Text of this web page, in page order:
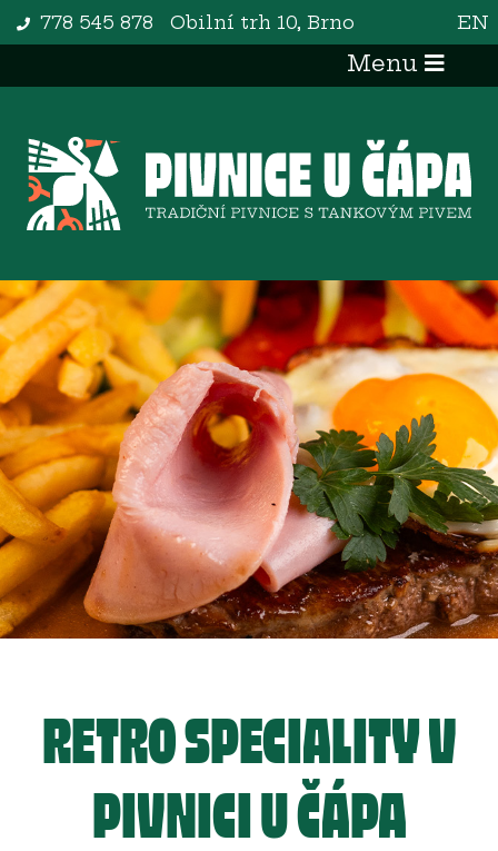
778 545 878 Obilní trh 10, Brno EN
Menu
RETRO SPECIALITY V
PIVNICI U ČÁPA